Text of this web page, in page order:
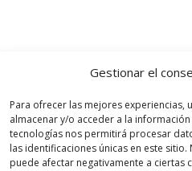
Gestionar el
Para ofrecer las mejores
almacenar y/o acceder a la
tecnologías nos permitirá procesar
las identificaciones únicas en este
puede afectar negativamente a ciertas